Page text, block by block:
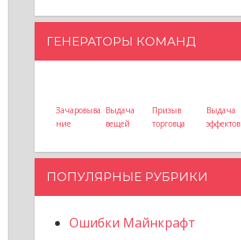
ГЕНЕРАТОРЫ КОМАНД
Зачаровыва
ние
Выдача
вещей
Призыв
торговца
Выдача
эффектов
ПОПУЛЯРНЫЕ РУБРИКИ
Ошибки Майнкрафт